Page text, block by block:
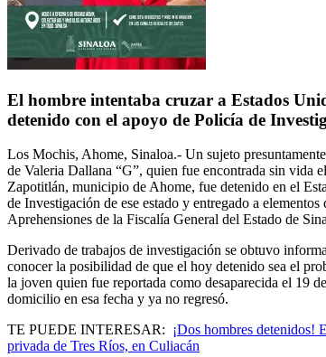
El hombre intentaba cruzar a Estados
detenido con el apoyo de Policía de
Los Mochis, Ahome, Sinaloa.- Un sujeto
de Valeria Dallana “G”, quien fue encontrada sin vida
Zapotitlán, municipio de Ahome, fue detenido en el
de Investigación de ese estado y entregado a
Aprehensiones de la Fiscalía General del Estado de
Derivado de trabajos de investigación se obtuvo
conocer la posibilidad de que el hoy detenido sea el
la joven quien fue reportada como desaparecida el 19
domicilio en esa fecha y ya no regresó.
TE PUEDE INTERESAR: ¡Dos hombres detenidos!
privada de Tres Ríos, en Culiacán